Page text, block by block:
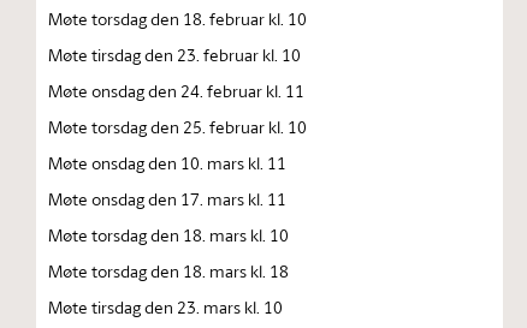
Møte torsdag den 18. februar kl. 10
Møte tirsdag den 23. februar kl. 10
Møte onsdag den 24. februar kl. 11
Møte torsdag den 25. februar kl. 10
Møte onsdag den 10. mars kl. 11
Møte onsdag den 17. mars kl. 11
Møte torsdag den 18. mars kl. 10
Møte torsdag den 18. mars kl. 18
Møte tirsdag den 23. mars kl. 10